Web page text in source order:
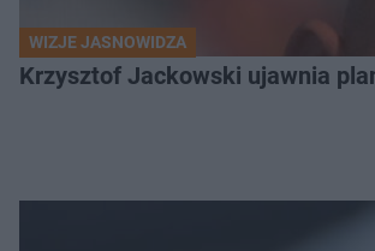
WIZJE JASNOWIDZA
Krzysztof Jackowski ujawnia